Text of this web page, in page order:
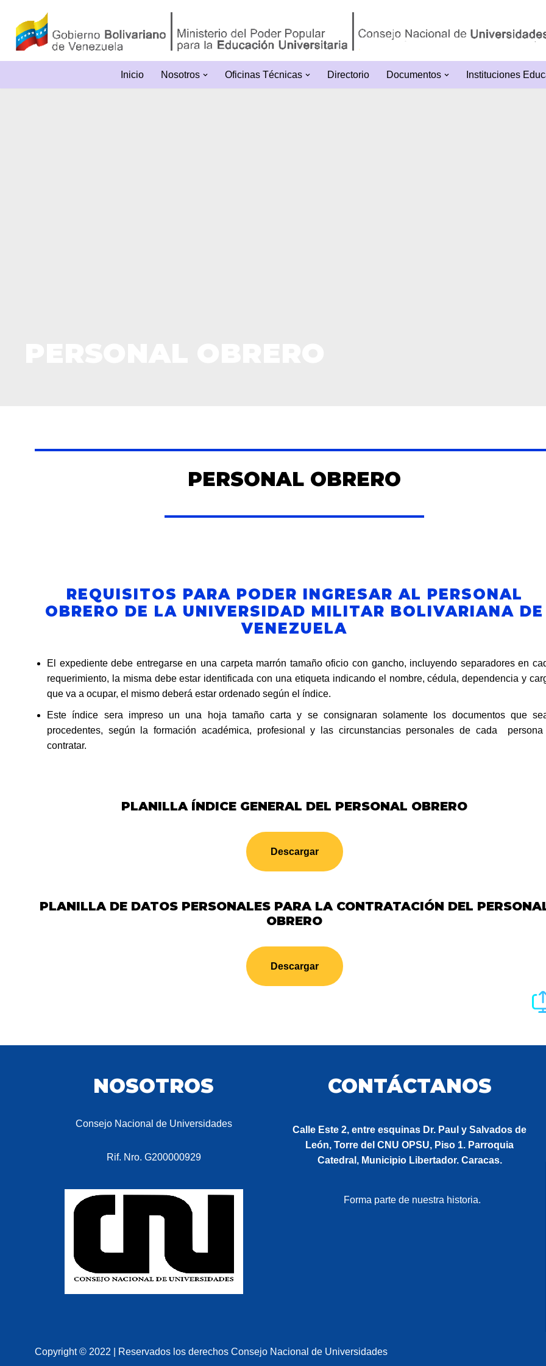
Saltar
al
contenido
Inicio
Nosotros Oficinas Técnicas Directorio Documentos Instituciones
PERSONAL OBRERO
REQUISITOS PARA PODER INGRESAR AL PERSONAL
OBRERO DE LA UNIVERSIDAD MILITAR BOLIVARIANA DE
VENEZUELA
El expediente debe entregarse en una carpeta marrón tamaño oficio con gancho, incluyendo separadores en
requerimiento, la misma debe estar identificada con una etiqueta indicando el nombre, cédula, dependencia y
que va a ocupar, el mismo deberá estar ordenado según el índice.
Este índice sera impreso un una hoja tamaño carta y se consignaran solamente los documentos que
procedentes, según la formación académica, profesional y las circunstancias personales de cada
contratar.
PLANILLA ÍNDICE GENERAL DEL PERSONAL OBRERO
Descargar
PLANILLA DE DATOS PERSONALES PARA LA CONTRATACIÓN DEL
OBRERO
Descargar
NOSOTROS
Consejo Nacional de Universidades
Rif. Nro. G200000929
CONTÁCTANOS
Calle Este 2, entre esquinas Dr. Paul y Salvados de
León, Torre del CNU OPSU, Piso 1. Parroquia
Catedral, Municipio Libertador. Caracas.
Forma parte de nuestra historia.
Copyright © 2022 | Reservados los derechos Consejo Nacional de Universidades